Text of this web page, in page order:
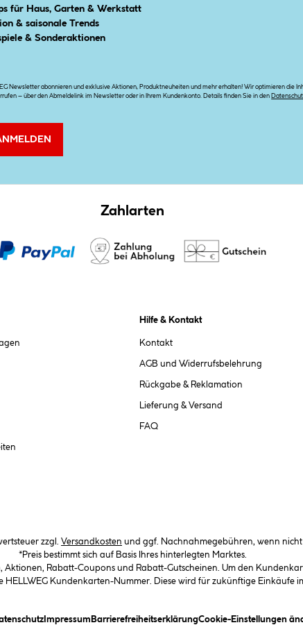
für Haus, Garten & Werkstatt
& saisonale Trends
& Sonderaktionen
Newsletter abonnieren und exklusive Aktionen, Produktneuheiten und mehr erhalten! Wir optimieren die
– über den Abmeldelink im Newsletter oder in Ihrem Kundenkonto. Details finden Sie in den
Zahlarten
Hilfe & Kontakt
Kontakt
AGB und Widerrufsbelehrung
Rückgabe & Reklamation
Lieferung & Versand
FAQ
zzgl. Versandkosten und ggf. Nachnahmegebühren, wenn nicht
*Preis bestimmt sich auf Basis Ihres hinterlegten Marktes.
Rabatt-Coupons und Rabatt-Gutscheinen. Um den
HELLWEG Kundenkarten-Nummer. Diese wird für zukünftige Einkäufe
ein Dialogfeld)
(öffnet ein Dialogfeld)
Impressum(öffnet ein Dialogfeld)
Barrierefreiheitserklärung(öffnet ein Dialogfeld)
Cookie-Einstellungen